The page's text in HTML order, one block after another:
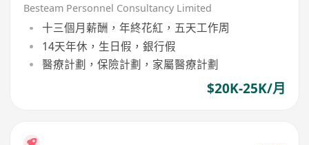
Graduate are welcome]
Besteam Personnel Consultancy Limited
十三個月薪酬，年終花紅，五天工作周
14天年休，生日假，銀行假
醫療計劃，保險計劃，家屬醫療計劃
$20K-25K/月